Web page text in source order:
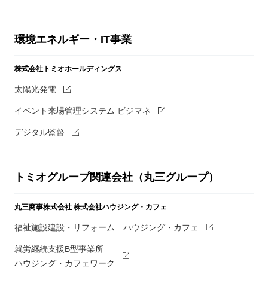
環境エネルギー・IT事業
株式会社トミオホールディングス
太陽光発電
イベント来場管理システム ビジマネ
デジタル監督
トミオグループ関連会社（丸三グループ）
丸三商事株式会社 株式会社ハウジング・カフェ
福祉施設建設・リフォーム ハウジング・カフェ
就労継続支援B型事業所
ハウジング・カフェワーク